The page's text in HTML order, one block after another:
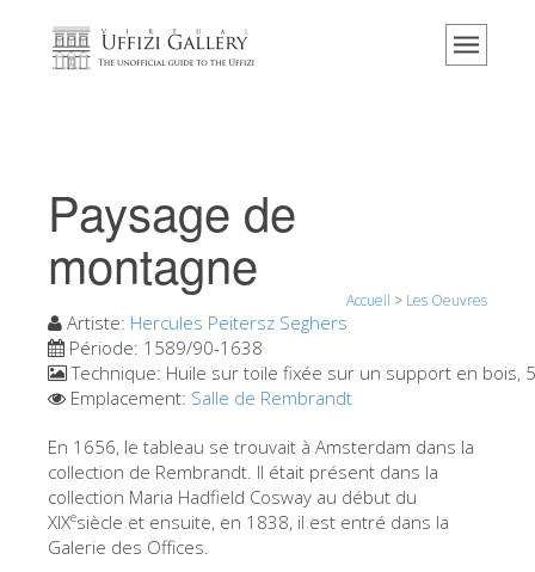
Accueil
Événements et expositions
L' avis des visiteurs
Contact
Explorer la Galerie
Réserver
Les Oeuvres
Les Salles
Les Artistes
Paysage de
montagne
Accueil > Les Oeuvres
Artiste: Hercules Peitersz Seghers
Période: 1589/90-1638
Technique: Huile sur toile fixée sur un support en bois,
Emplacement: Salle de Rembrandt
En 1656, le tableau se trouvait à Amsterdam dans la
collection de Rembrandt. Il était présent dans la
collection Maria Hadfield Cosway au début du
XIXesiècle et ensuite, en 1838, il est entré dans la
Galerie des Offices.